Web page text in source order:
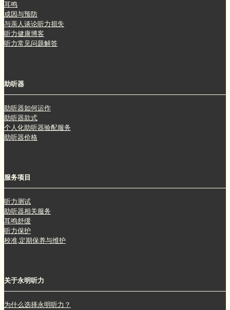
耳鸣
成因与预防
与亲人谈论听力损失
听力健康博客
听力常见问题解答
助听器
助听器如何运作
助听器款式
个人化助听器验配服务
助听器价格
服务项目
听力测试
助听器相关服务
耳鸣舒缓
听力保护
校准,定期保养与维护
关于永明听力
为什么选择永明听力？